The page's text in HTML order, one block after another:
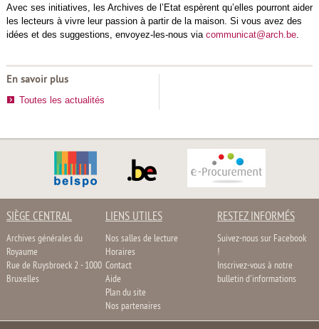
Avec ses initiatives, les Archives de l’Etat espèrent qu’elles pourront aider
les lecteurs à vivre leur passion à partir de la maison. Si vous avez des
idées et des suggestions, envoyez-les-nous via communicat@arch.be.
En savoir plus
Toutes les actualités
SIÈGE CENTRAL
Archives générales du
Royaume
Rue de Ruysbroeck 2 - 1000
Bruxelles
LIENS UTILES
Nos salles de lecture
Horaires
Contact
Aide
Plan du site
Nos partenaires
RESTEZ INFORMÉS
Suivez-nous sur Facebook
!
Inscrivez-vous à notre
bulletin d'informations